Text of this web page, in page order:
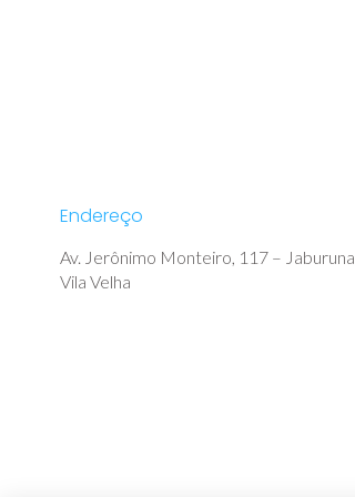
Endereço
Av. Jerônimo Monteiro, 117 – Jaburuna,
Vila Velha